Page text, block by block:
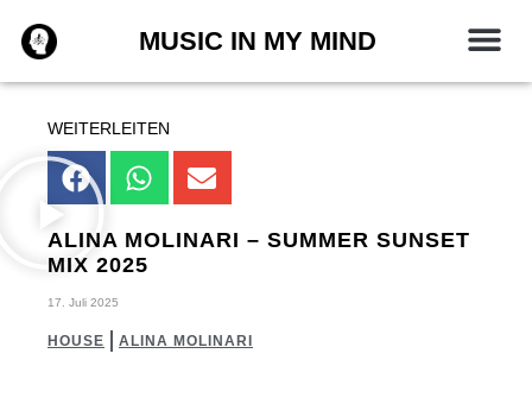
Inhalt
springen
MUSIC IN MY MIND
WEITERLEITEN
ALINA MOLINARI – SUMMER SUNSET
MIX 2025
17. Juli 2025
HOUSE ALINA MOLINARI